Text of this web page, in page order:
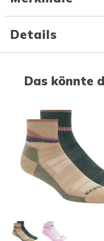
Details
Das könnte